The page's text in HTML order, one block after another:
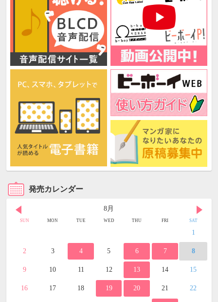
発売カレンダー
8月
SUN MON TUE WED THU FRI SAT
1
2 3 4 5 6 7 8
9 10 11 12 13 14 15
16 17 18 19 20 21 22